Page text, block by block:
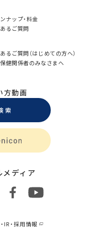
ナップ・料金
るご質問
るご質問（はじめての方へ）
健関係者のみなさまへ
方動画
索
ディア
IR・採用情報